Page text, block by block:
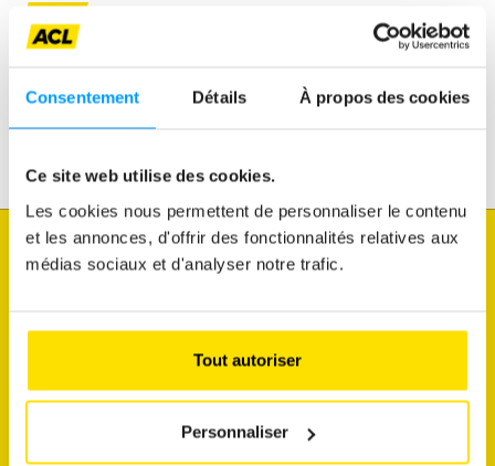
Consentement Détails À propos des cookies
Ce site web utilise des cookies.
Les cookies nous permettent de personnaliser le contenu
et les annonces, d'offrir des fonctionnalités relatives aux
médias sociaux et d'analyser notre trafic.
Tout autoriser
Personnaliser
Je souhaite
faire diagnostiquer mon véhicule
m'abonner aux newsletters